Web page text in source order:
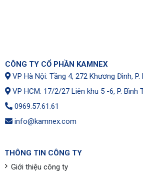
CÔNG TY CỔ PHẦN KAMNEX
VP Hà Nội: Tầng 4, 272 Khương Đình,
VP HCM: 17/2/27 Liên khu 5 -6, P. Bình
0969.57.61.61
info@kamnex.com
THÔNG TIN CÔNG TY
Giới thiệu công ty